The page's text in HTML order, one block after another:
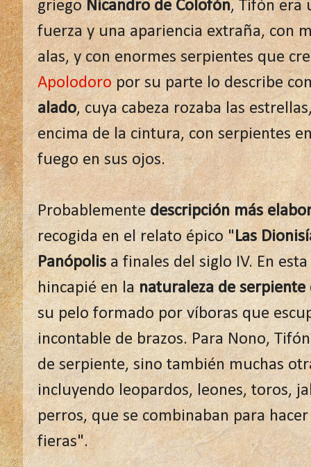
griegoNicandro de Colofón, Tifón era
fuerza y una ​​apariencia extraña, con
alas, y con enormes serpientes que
Apolodoropor su parte lo describe
alado, cuya cabeza rozaba las
encima de la cintura, con serpientes
fuego en sus ojos.
Probablementedescripción más
recogida en el relato épico "Las
Panópolisa finales del siglo IV. En
hincapié en lanaturaleza de serpiente
su pelo formado por víboras que
incontable de brazos. Para Nono,
de serpiente, sino también muchas
incluyendo leopardos, leones, toros,
perros, que se combinaban para
fieras".